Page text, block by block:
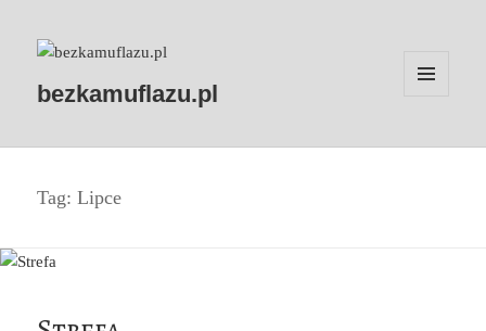
bezkamuflazu.pl
Tag:Lipce